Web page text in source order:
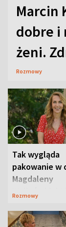
Marcin
dobre i
żeni.
Rozmowy
Tak wygląda
pakowanie w
Magdaleny
Waligórskiej-
Rozmowy